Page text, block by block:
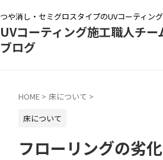
つや消し・セミグロスタイプのUVコーティン
UVコーティング施工職人チ
ブログ
HOME > 床について >
床について
フローリングの劣